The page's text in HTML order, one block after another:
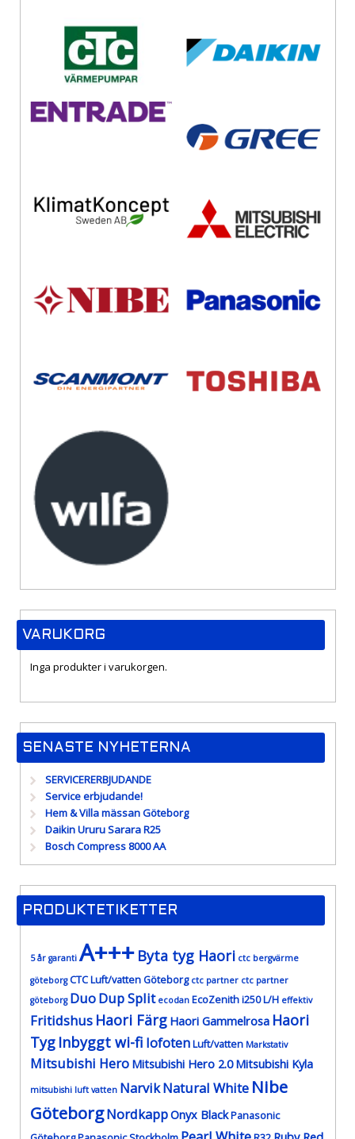
VARUKORG
Inga produkter i varukorgen.
SENASTE NYHETERNA
SERVICERERBJUDANDE
Service erbjudande!
Hem & Villa mässan Göteborg
Daikin Ururu Sarara R25
Bosch Compress 8000 AA
PRODUKTETIKETTER
5 år garanti A+++ Byta tyg Haori ctc bergvärme
göteborg CTC Luft/vatten Göteborg ctc partner ctc partner
göteborg DuoDup Split ecodan EcoZenith i250 L/H effektiv
Fritidshus Haori Färg Haori Gammelrosa Haori
Tyg Inbyggt wi-fi lofotenLuft/vatten Markstativ
Mitsubishi Hero Mitsubishi Hero 2.0 Mitsubishi Kyla
mitsubishi luft vatten NarvikNatural White Nibe
GöteborgNordkappOnyx BlackPanasonic